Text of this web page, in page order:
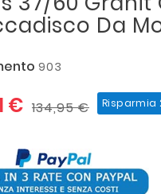
Da
903
€ 134,95 € Risparmia